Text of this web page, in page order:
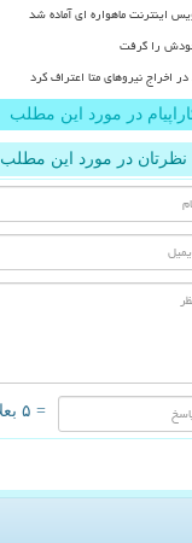
اینترنت ماهواره ای آماده شد
را گرفت
اخراج نیروهای متا اعتراف کرد
در مورد این مطلب
نظرتان در مورد این مطلب
= ۵ بعلاوه ۳